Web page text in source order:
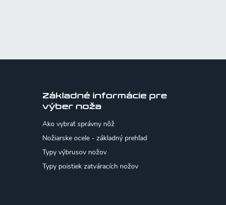
Základné informácie pre
výber noža
Ako vybrať správny nôž
Nožiarske ocele - základný prehľad
Typy výbrusov nožov
Typy poistiek zatváracích nožov